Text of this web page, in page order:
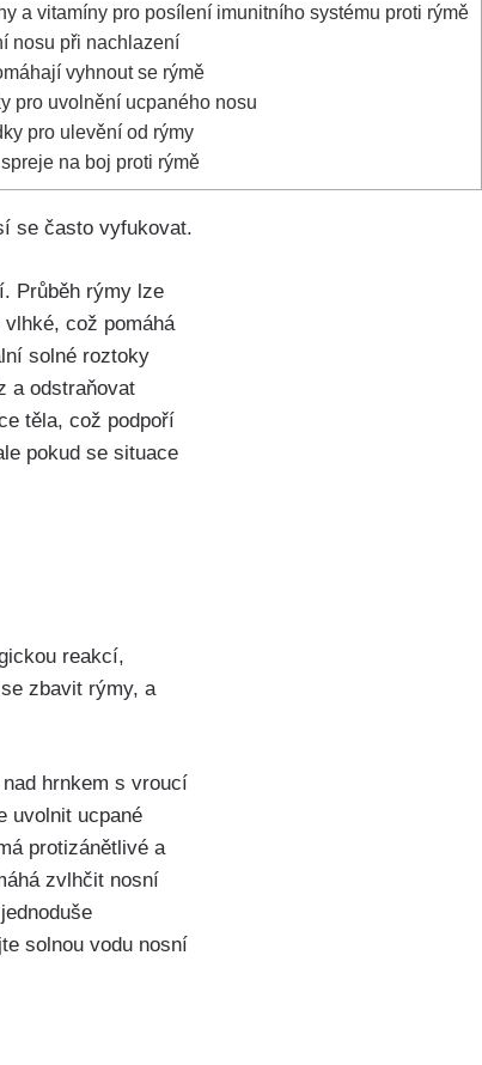
‌a vitamíny pro posílení imunitního systému⁣ proti ⁤rýmě
‍nosu při nachlazení
vyhnout se rýmě
pro uvolnění ucpaného nosu
pro ⁣ulevění od rýmy
na boj proti ⁤rýmě
se⁣ často vyfukovat.
Průběh rýmy lze
což pomáhá
solné roztoky
a odstraňovat
těla, což ‍podpoří
⁢pokud⁤ se situace⁤
reakcí,
zbavit rýmy, a⁢
hrnkem s vroucí
uvolnit ucpané
​protizánětlivé a
zvlhčit nosní
solnou ⁣vodu nosní